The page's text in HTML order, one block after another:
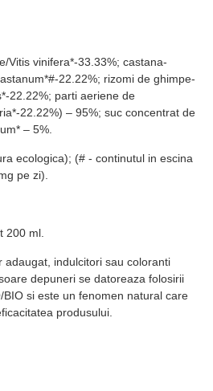
Vitis vinifera*-33.33%; castana-
22.22%; rizomi de ghimpe-
22.22%; parti aeriene de
22.22%) – 95%; suc concentrat de
– 5%.
ecologica); (# - continutul in escina
pe zi).
200 ml.
adaugat, indulcitori sau coloranti
depuneri se datoreaza folosirii
si este un fenomen natural care
produsului.